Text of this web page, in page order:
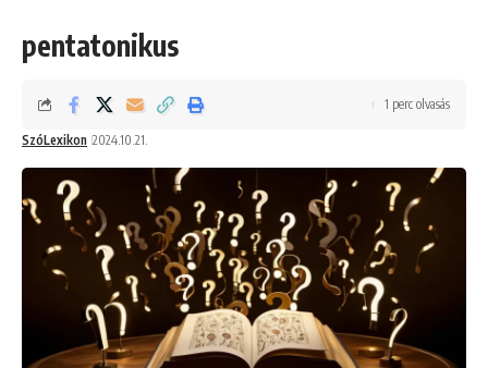
pentatonikus
SzóLexikon 2024.10.21.
1 perc olvasás